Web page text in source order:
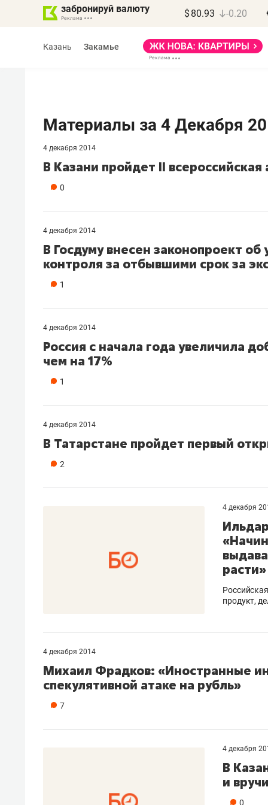
забронируй валюту $ 80.93 -0.20
Казань Закамье
Материалы за 4 Декабря
4 декабря 2014
В Казани пройдет II
0
4 декабря 2014
В Госдуму внесен законопроект
контроля за отбывшими срок за
1
4 декабря 2014
Россия с начала года увеличила
чем на 17%
1
4 декабря 2014
В Татарстане пройдет первый
2
4 декабря
расти»
продукт,
4 декабря 2014
Михаил Фрадков: «Иностранные
спекулятивной атаке на рубль»
7
4 декабря
В
и
0
«КирпичХолдинг»
девелопера – найти
Девелопер из топ-10*
Башкортостана входит в Татарстан
Рекомендуем
когда
свою